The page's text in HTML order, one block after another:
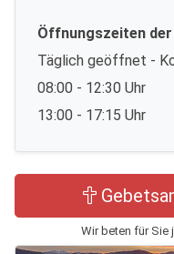
Öffnungszeiten
Täglich geöffnet -
08:00 - 12:30 Uhr
13:00 - 17:15 Uhr
Wir beten für Sie